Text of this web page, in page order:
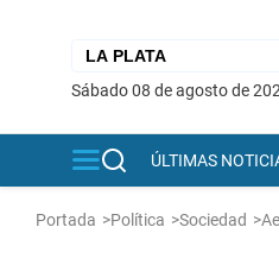
sábado 08 de agosto de
ÚLTIMAS
Portada >Política >Sociedad >